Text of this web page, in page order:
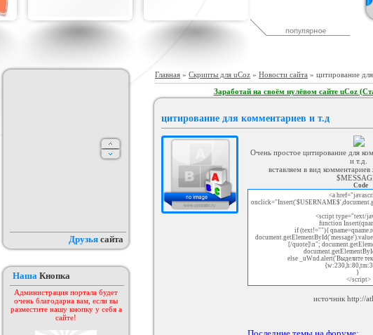
Светлый шаблон для UCoz - Ali
Игровой Шаблон "GamePress"
для Ucoz
test drive unlimited2
Категория :Игровые
Оригинальный шаблон
"Promobil" для Ucoz
Категория :Софт шаблоны
Главная » Скрипты для uCoz » Новости сайта » цитирование
Заработай на своём нулёвом сайте uCoz
цитирование для комментариев и т.д
Очень простое цитирование для
и т.д.
вставляем в вид комментариев
Code
<a
<script type="text/
function
if (text!=""){
[/quote]\n";
else _uWnd.alert('Выделите
}
</script>
источник http://
Друзья сайта
Наша Кнопка
Администрация портала будет
очень благодарна вам, если вы
разместите нашу кнопку у себя а
сайте!